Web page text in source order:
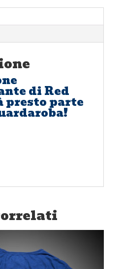
di Red
presto parte